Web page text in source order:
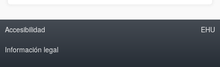
Accesibilidad
Información legal
EHU